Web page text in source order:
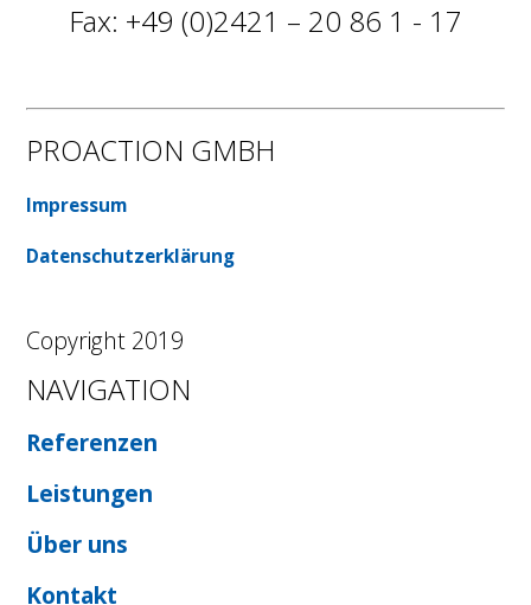
Fax: +49 (0)2421 – 20 86 1 - 17
PROACTION GMBH
Impressum
Datenschutzerklärung
Copyright 2019
NAVIGATION
Referenzen
Leistungen
Über uns
Kontakt